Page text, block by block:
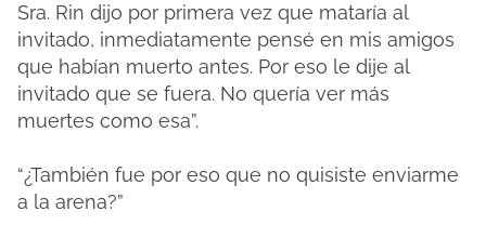
Sra. Rin dijo por primera vez que mataría al
invitado, inmediatamente pensé en mis amigos
que habían muerto antes. Por eso le dije al
invitado que se fuera. No quería ver más
muertes como esa”.
“¿También fue por eso que no quisiste enviarme
a la arena?”